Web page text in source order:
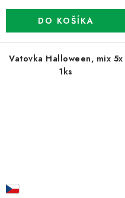
DO KOŠÍKA
Vatovka Halloween, mix 5x
1ks